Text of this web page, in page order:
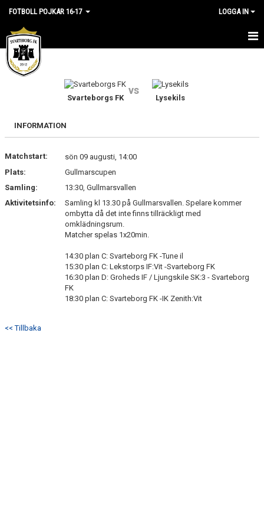
FOTBOLL POJKAR 16-17 LOGGA IN
HEM
BILDGALLERI
DOKUMENT
KONTAKT
Svarteborgs FK
vs
Lysekils
INFORMATION
Matchstart:
sön 09 augusti, 14:00
Plats:
Gullmarscupen
Samling:
13:30, Gullmarsvallen
Aktivitetsinfo:
Samling kl 13.30 på Gullmarsvallen. Spelare kommer
ombytta då det inte finns tillräckligt med
omklädningsrum.
Matcher spelas 1x20min.
14:30 plan C: Svarteborg FK -Tune il
15:30 plan C: Lekstorps IF:Vit -Svarteborg FK
16:30 plan D: Groheds IF / Ljungskile SK:3 - Svarteborg
FK
18:30 plan C: Svarteborg FK -IK Zenith:Vit
<< Tillbaka